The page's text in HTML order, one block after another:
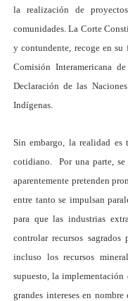
la realización de
comunidades. La Corte
y contundente, recoge en
Comisión Interamericana
Declaración de las
Indígenas.
Sin embargo, la realidad es
cotidiano. Por una parte, se
aparentemente pretenden
entre tanto se impulsan
para que las industrias
controlar recursos
incluso los recursos
supuesto, la implementación
grandes intereses en